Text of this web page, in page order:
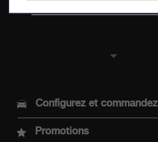
MODELES
Nouvelle Abarth 600e
Configurez et commandez
Promotions